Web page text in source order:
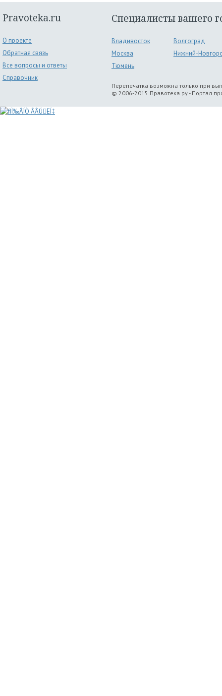
Pravoteka.ru
О проекте
Обратная связь
Все вопросы и ответы
Справочник
Специалисты вашего
Владивосток
Волгоград
Москва
Нижний-
Тюмень
Перепечатка возможна только при
© 2006-2015 Правотека.ру - Портал